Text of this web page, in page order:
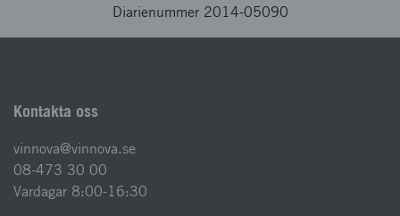
Diarienummer 2014-05090
Kontakta oss
vinnova@vinnova.se
08-473 30 00
Vardagar 8:00-16:30